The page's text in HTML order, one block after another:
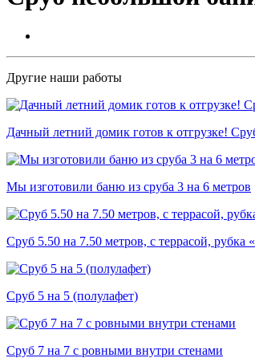
Другие наши работы
Дачный летний домик готов к отгрузке!
Мы изготовили баню из сруба 3 на 6 метров
Сруб 5.50 на 7.50 метров, с террасой, рубка
Сруб 5 на 5 (полулафет)
Сруб 7 на 7 с ровными внутри стенами